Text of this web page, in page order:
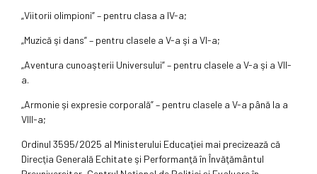
„Viitorii olimpioni” – pentru clasa a IV-a;
„Muzică şi dans” – pentru clasele a V-a şi a VI-a;
„Aventura cunoaşterii Universului” – pentru clasele a V-a şi a VII-
a.
„Armonie şi expresie corporală” – pentru clasele a V-a până la a
VIII-a;
Ordinul 3595/2025 al Ministerului Educaţiei mai precizează că
Direcţia Generală Echitate şi Performanţă în Învăţământul